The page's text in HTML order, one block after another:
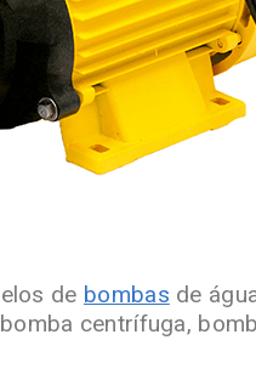
de bombas de
centrífuga,